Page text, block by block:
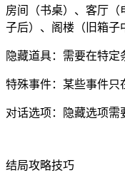
房间（书桌）、客厅
子后）、阁楼（旧箱子
隐藏道具：需要在特
特殊事件：某些事件只
对话选项：隐藏选项需
结局攻略技巧